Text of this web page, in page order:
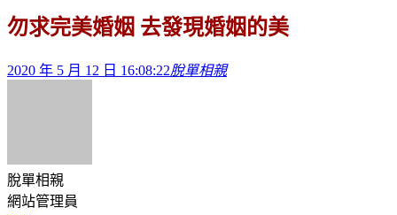
勿求完美婚姻 去發現婚姻的美
2020 年 5 月 12 日 16:08:22脫單相親
脫單相親
網站管理員